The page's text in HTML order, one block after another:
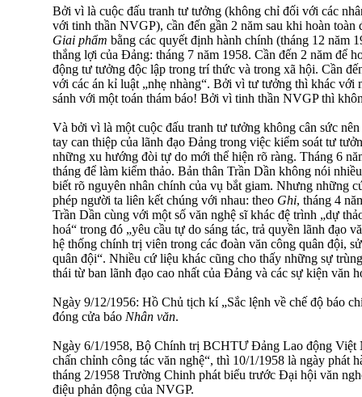
Bởi vì là cuộc đấu tranh tư tưởng (không chỉ đối với các
với tinh thần NVGP), cần đến gần 2 năm sau khi hoàn toàn
Giai phẩm bằng các quyết định hành chính (tháng 12 năm
thắng lợi của Đảng: tháng 7 năm 1958. Cần đến 2 năm để
động tư tưởng độc lập trong trí thức và trong xã hội. Cần
với các án kỉ luật „nhẹ nhàng“. Bởi vì tư tưởng thì khác với
sánh với một toán thám báo! Bởi vì tinh thần NVGP thì
Và bởi vì là một cuộc đấu tranh tư tưởng không cân sức
tay can thiệp của lãnh đạo Đảng trong việc kiểm soát tư
những xu hướng đòi tự do mới thể hiện rõ ràng. Tháng 6
tháng để làm kiểm thảo. Bản thân Trần Dần không nói
biết rõ nguyên nhân chính của vụ bắt giam. Nhưng những
phép người ta liên kết chúng với nhau: theo Ghi, tháng 4
Trần Dần cùng với một số văn nghệ sĩ khác đệ trình „dự
hoá“ trong đó „yêu cầu tự do sáng tác, trả quyền lãnh đạo
hệ thống chính trị viên trong các đoàn văn công quân đội,
quân đội“. Nhiều cứ liệu khác cũng cho thấy những sự
thái từ ban lãnh đạo cao nhất của Đảng và các sự kiện văn
Ngày 9/12/1956: Hồ Chủ tịch kí „Sắc lệnh về chế độ báo
đóng cửa báo Nhân văn.
Ngày 6/1/1958, Bộ Chính trị BCHTƯ Đảng Lao động Việt
chấn chỉnh công tác văn nghệ“, thì 10/1/1958 là ngày phát
tháng 2/1958 Trường Chinh phát biểu trước Đại hội văn
điệu phản động của NVGP.